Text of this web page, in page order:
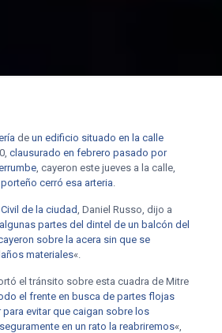
de un edificio situado en la calle
clausurado en febrero pasado por
, cayeron este jueves a la calle,
cerró esa arteria.
de la ciudad, Daniel Russo, dijo a
partes del dintel de un balcón del
sobre la acera sin que se
materiales«.
el tránsito sobre esta cuadra de Mitre
el frente en busca de partes flojas
evitar que caigan sobre los
en un rato la reabriremos«,